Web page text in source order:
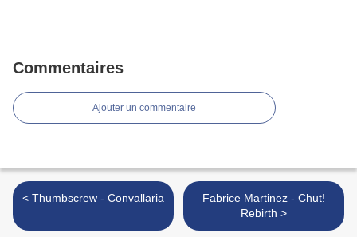
Commentaires
Ajouter un commentaire
< Thumbscrew - Convallaria
Fabrice Martinez - Chut!
Rebirth >